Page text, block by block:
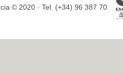
© 2020 · Tel. (+34) 96 387 70